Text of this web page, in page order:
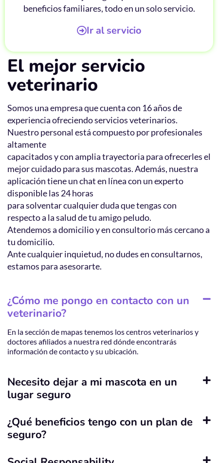
beneficios familiares, todo en un solo servicio.
Ir al servicio
El mejor servicio
veterinario
Somos una empresa que cuenta con 16 años de
experiencia ofreciendo servicios veterinarios.
Nuestro personal está compuesto por profesionales
altamente
capacitados y con amplia trayectoria para ofrecerles el
mejor cuidado para sus mascotas. Además, nuestra
aplicación tiene un chat en línea con un experto
disponible las 24 horas
para solventar cualquier duda que tengas con
respecto a la salud de tu amigo peludo.
Atendemos a domicilio y en consultorio más cercano a
tu domicilio.
Ante cualquier inquietud, no dudes en consultarnos,
estamos para asesorarte.
¿Cómo me pongo en contacto con un
veterinario?
En la sección de mapas tenemos los centros veterinarios y
doctores afiliados a nuestra red dónde encontrarás
información de contacto y su ubicación.
Necesito dejar a mi mascota en un
lugar seguro
¿Qué beneficios tengo con un plan de
seguro?